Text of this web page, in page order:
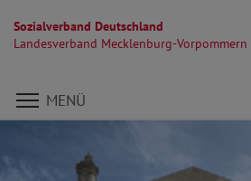
Sozialverband Deutschland
Landesverband Mecklenburg-Vorpommern
Direkt zu den Inhalten springen
MENÜ